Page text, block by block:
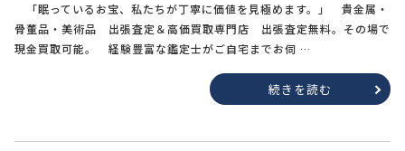
「眠っているお宝、私たちが丁寧に価値を見極めます。」 貴金属・
骨董品・美術品 出張査定＆高価買取専門店 出張査定無料。その場で
現金買取可能。 経験豊富な鑑定士がご自宅までお伺 …
続きを読む